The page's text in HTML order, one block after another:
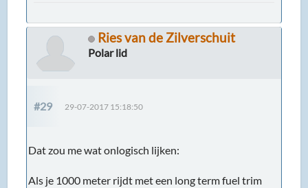
Ries van de Zilverschuit
Polar lid
#29 29-07-2017 15:18:50
Dat zou me wat onlogisch lijken:
Als je 1000 meter rijdt met een long term fuel trim